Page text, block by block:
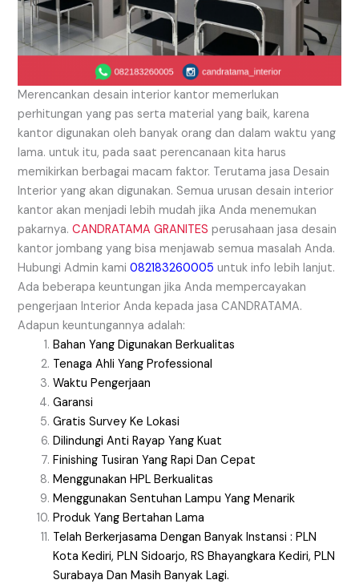
Merencankan desain interior kantor memerlukan
perhitungan yang pas serta material yang baik, karena
kantor digunakan oleh banyak orang dan dalam waktu yang
lama. untuk itu, pada saat perencanaan kita harus
memikirkan berbagai macam faktor. Terutama jasa Desain
Interior yang akan digunakan. Semua urusan desain interior
kantor akan menjadi lebih mudah jika Anda menemukan
pakarnya.CANDRATAMA GRANITES perusahaan jasa desain
kantor jombang yang bisa menjawab semua masalah Anda.
Hubungi Admin kami082183260005 untuk info lebih lanjut.
Ada beberapa keuntungan jika Anda mempercayakan
pengerjaan Interior Anda kepada jasa CANDRATAMA.
Adapun keuntungannya adalah:
Bahan Yang Digunakan Berkualitas
Tenaga Ahli Yang Professional
Waktu Pengerjaan
Garansi
Gratis Survey Ke Lokasi
Dilindungi Anti Rayap Yang Kuat
Finishing Tusiran Yang Rapi Dan Cepat
Menggunakan HPL Berkualitas
Menggunakan Sentuhan Lampu Yang Menarik
Produk Yang Bertahan Lama
Telah Berkerjasama Dengan Banyak Instansi : PLN
Kota Kediri, PLN Sidoarjo, RS Bhayangkara Kediri, PLN
Surabaya Dan Masih Banyak Lagi.